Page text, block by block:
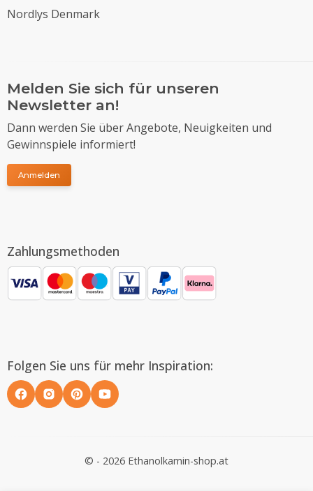
Nordlys Denmark
Melden Sie sich für unseren
Newsletter an!
Dann werden Sie über Angebote, Neuigkeiten und
Gewinnspiele informiert!
Anmelden
Zahlungsmethoden
Folgen Sie uns für mehr Inspiration:
© - 2026 Ethanolkamin-shop.at